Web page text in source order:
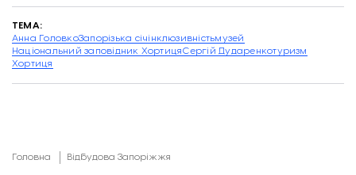
ТЕМА:
Анна ГоловкоЗапорізька січінклюзивністьмузей
Національний заповідник ХортицяСергій Дударенкотуризм
Хортиця
Головна Відбудова Запоріжжя